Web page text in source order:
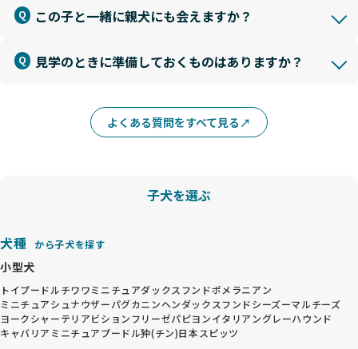
この子と一緒に親犬にも会えますか？
見学のときに準備しておくものはありますか？
よくある質問をすべて見る
子犬を選ぶ
犬種 から子犬を探す
小型犬
トイプードルチワワミニチュアダックスフンドポメラニアン
ミニチュアシュナウザーパグカニンヘンダックスフンドシーズーマルチーズ
ヨークシャーテリアビションフリーゼパピヨンイタリアングレーハウンド
キャバリア ミニチュアプードル狆(チン)日本スピッツ